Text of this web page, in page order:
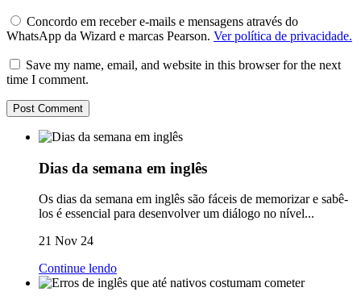
Concordo em receber e-mails e mensagens através do
WhatsApp da Wizard e marcas Pearson. Ver política de privacidade.
Save my name, email, and website in this browser for the next
time I comment.
Dias da semana em inglês
Os dias da semana em inglês são fáceis de memorizar e sabê-
los é essencial para desenvolver um diálogo no nível...
21 Nov 24
Continue lendo